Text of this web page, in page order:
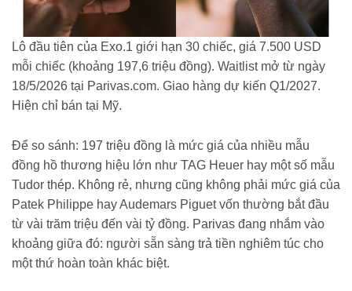
Lô đầu tiên của Exo.1 giới hạn 30 chiếc, giá 7.500 USD
mỗi chiếc (khoảng 197,6 triệu đồng). Waitlist mở từ ngày
18/5/2026 tại Parivas.com. Giao hàng dự kiến Q1/2027.
Hiện chỉ bán tại Mỹ.
Để so sánh: 197 triệu đồng là mức giá của nhiều mẫu
đồng hồ thương hiệu lớn như TAG Heuer hay một số mẫu
Tudor thép. Không rẻ, nhưng cũng không phải mức giá của
Patek Philippe hay Audemars Piguet vốn thường bắt đầu
từ vài trăm triệu đến vài tỷ đồng. Parivas đang nhắm vào
khoảng giữa đó: người sẵn sàng trả tiền nghiêm túc cho
một thứ hoàn toàn khác biệt.